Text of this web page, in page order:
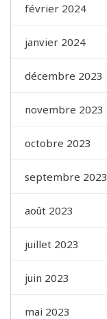
février 2024
janvier 2024
décembre 2023
novembre 2023
octobre 2023
septembre 2023
août 2023
juillet 2023
juin 2023
mai 2023